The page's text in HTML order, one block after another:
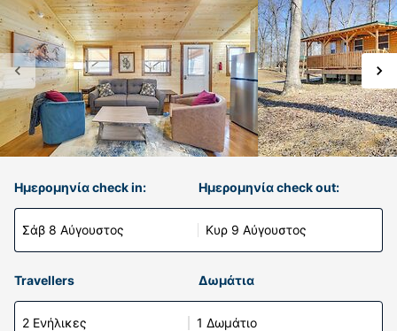
Ημερομηνία check in:
Σάβ 8 Αύγουστος
Ημερομηνία check out:
Κυρ 9 Αύγουστος
Travellers Δωμάτια
2 Ενήλικες 1 Δωμάτιο